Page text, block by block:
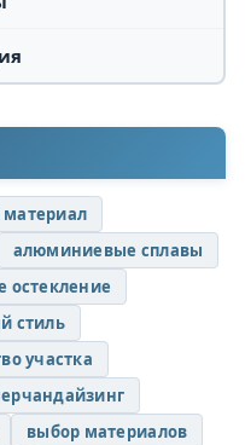
алюминиевые сплавы
остекление
стиль
участка
выбор материалов